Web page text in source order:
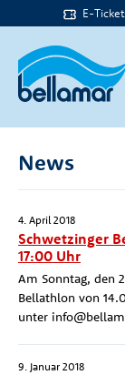
E-
News
4. April 2018
Schwetzinger
17:00 Uhr
Am Sonntag, den
Bellathlon von
unter
9. Januar 2018